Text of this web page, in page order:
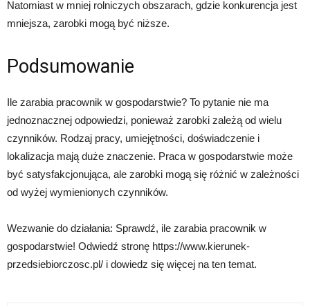
Natomiast w mniej rolniczych obszarach, gdzie konkurencja jest
mniejsza, zarobki mogą być niższe.
Podsumowanie
Ile zarabia pracownik w gospodarstwie? To pytanie nie ma
jednoznacznej odpowiedzi, ponieważ zarobki zależą od wielu
czynników. Rodzaj pracy, umiejętności, doświadczenie i
lokalizacja mają duże znaczenie. Praca w gospodarstwie może
być satysfakcjonująca, ale zarobki mogą się różnić w zależności
od wyżej wymienionych czynników.
Wezwanie do działania: Sprawdź, ile zarabia pracownik w
gospodarstwie! Odwiedź stronę https://www.kierunek-
przedsiebiorczosc.pl/ i dowiedz się więcej na ten temat.